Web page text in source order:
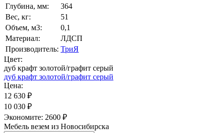
Глубина, мм:
364
Вес, кг:
51
Объем, м3:
0,1
Материал:
ЛДСП
Производитель: ТриЯ
Цвет:
дуб крафт золотой/графит серый
дуб крафт золотой/графит серый
Цена:
12 630 ₽
10 030 ₽
Экономите: 2600 ₽
Мебель везем из Новосибирска